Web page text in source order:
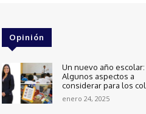
Opinión
Un nuevo año escolar:
Algunos aspectos a
considerar para los
enero 24, 2025